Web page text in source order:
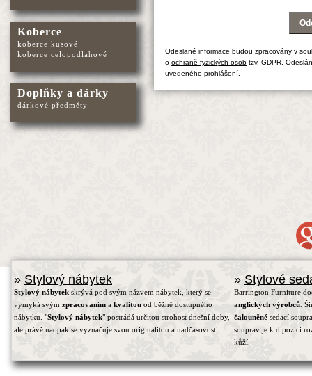
Odeslané informace budou zpracovány v
o ochraně fyzických osobtzv. GDPR.
uvedeného prohlášení.
Koberce
koberce kusové
koberce celopodlahové
Doplňky a dárky
dárkové předměty
» Stylový nábytek
Stylový nábytek skrývá pod svým názvem nábytek, který se
vymyká svým zpracováním a kvalitou od běžně dostupného
nábytku. "Stylový nábytek" postrádá určitou strohost dnešní doby,
ale právě naopak se vyznačuje svou originalitou a nadčasovostí.
» Stylové
Barrington Furniture
anglických výrobců.
čalouněnésedací
souprav je k dipozici
kůží.